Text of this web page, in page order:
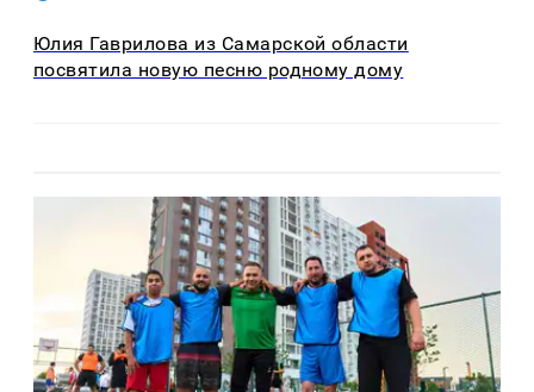
Юлия Гаврилова из Самарской области
посвятила новую песню родному дому